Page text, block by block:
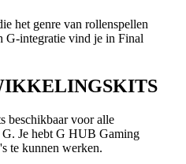
het genre van rollenspellen
G-integratie vind je in Final
beschikbaar voor alle
Je hebt G HUB Gaming
te kunnen werken.